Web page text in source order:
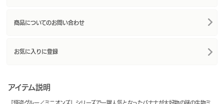
商品についてのお問い合わせ
お気に入りに登録
アイテム説明
『怪盗グルー／ミニオンズ』シリーズで一躍人気となったバナナが大好物の謎の生物ミ